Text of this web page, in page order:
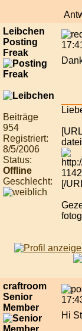
Leibchen
Posting
Freak
Beiträge
954
Registriert:
8/5/2006
Status:
Offline
Geschlecht:
[/
craftroom
Senior
Member
Hi